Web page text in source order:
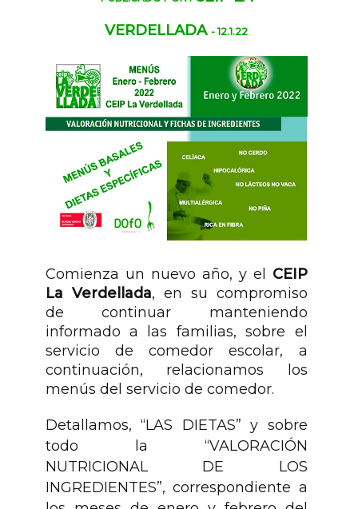
VERDELLADA - 12.1.22
Comienza un nuevo año, y el CEIP
La Verdellada, en su compromiso
de continuar manteniendo
informado a las familias, sobre el
servicio de comedor escolar, a
continuación, relacionamos los
menús del servicio de comedor.
Detallamos, “LAS DIETAS” y sobre
todo la “VALORACIÓN
NUTRICIONAL DE LOS
INGREDIENTES”, correspondiente a